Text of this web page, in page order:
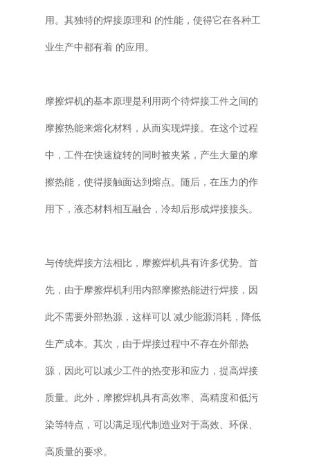
用。其独特的焊接原理和 的性能，使得它在各种工
业生产中都有着 的应用。
摩擦焊机的基本原理是利用两个待焊接工件之间的
摩擦热能来熔化材料，从而实现焊接。在这个过程
中，工件在快速旋转的同时被夹紧，产生大量的摩
擦热能，使得接触面达到熔点。随后，在压力的作
用下，液态材料相互融合，冷却后形成焊接接头。
与传统焊接方法相比，摩擦焊机具有许多优势。首
先，由于摩擦焊机利用内部摩擦热能进行焊接，因
此不需要外部热源，这样可以 减少能源消耗，降低
生产成本。其次，由于焊接过程中不存在外部热
源，因此可以减少工件的热变形和应力，提高焊接
质量。此外，摩擦焊机具有高效率、高精度和低污
染等特点，可以满足现代制造业对于高效、环保、
高质量的要求。